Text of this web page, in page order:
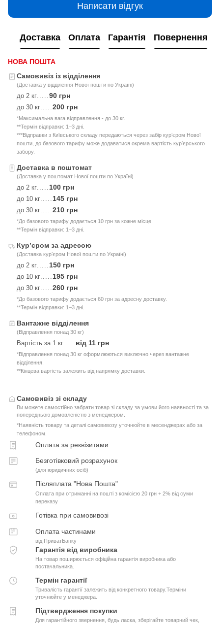
Написати відгук
Доставка Оплата Гарантія Повернення
НОВА ПОШТА
Самовивіз із відділення
(Доставка у відділення Нової пошти по Україні)
до 2 кг.....90 грн
до 30 кг.....200 грн
*Максимальна вага відправлення - до 30 кг.
**Термін відправки: 1–3 дні.
***Відправки з Київського складу передаються через забір курʼєром Нової
пошти, до базового тарифу може додаватися окрема вартість курʼєрського
забору.
Доставка в поштомат
(Доставка у поштомат Нової пошти по Україні)
до 2 кг..... 100 грн
до 10 кг..... 145 грн
до 30 кг.....210 грн
*До базового тарифу додається 10 грн за кожне місце.
**Термін відправки: 1–3 дні.
Курʼєром за адресою
(Доставка курʼєром Нової пошти по Україні)
до 2 кг..... 150 грн
до 10 кг..... 195 грн
до 30 кг.....260 грн
*До базового тарифу додається 60 грн за адресну доставку.
**Термін відправки: 1–3 дні.
Вантажне відділення
(Відправлення понад 30 кг)
Вартість за 1 кг..... від 11 грн
*Відправлення понад 30 кг оформлюються виключно через вантажне
відділення.
**Кінцева вартість залежить від напрямку доставки.
Самовивіз зі складу
Ви можете самостійно забрати товар зі складу за умови його наявності та за
попередньою домовленістю з менеджером.
*Наявність товару та деталі самовивозу уточнюйте в месенджерах або за
телефоном.
Оплата за реквізитами
Безготівковий розрахунок
(для юридичних осіб)
Післяплата "Нова Пошта"
Оплата при отриманні на пошті з комісією 20 грн + 2% від суми
переказу
Готівка при самовивозі
Оплата частинами
від ПриватБанку
Гарантія від виробника
На товар поширюється офіційна гарантія виробника або
постачальника.
Термін гарантії
Тривалість гарантії залежить від конкретного товару.Терміни
уточнюйте у менеджера.
Підтвердження покупки
Для гарантійного звернення, будь ласка, зберігайте товарний чек,